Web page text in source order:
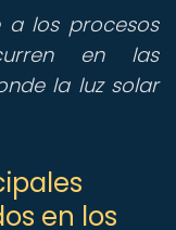
los procesos
en las
la luz solar
en los